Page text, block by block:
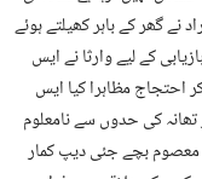
مسلح افراد نے گھر کے باہر کھیلتے ہوئے
کے لیے وارثا نے ایس
احتجاج مظاہرا کیا ایس
کی حدوں سے نامعلوم
معصوم بچے جئی دیپ کمار